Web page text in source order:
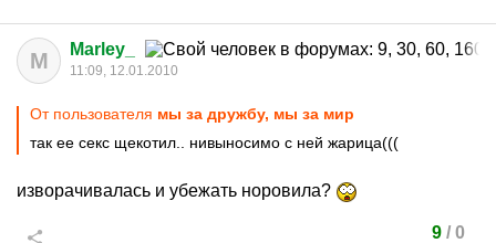
M Marley_
11:09, 12.01.2010
От пользователя мы за дружбу, мы за мир
так ее секс щекотил.. нивыносимо с ней жарица(((
изворачивалась и убежать норовила?
9/ 0